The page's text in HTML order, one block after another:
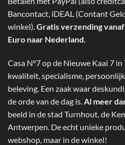
Bancontact, iDEAL (Contant
winkel). Gratis verzending
Euro naar Nederland.
Casa N°7 op de Nieuwe Kaai 7
kwaliteit, specialisme,
beleving. Een zaak waar
de orde van de dag is. Al meer
beeld in de stad Turnhout, de
Antwerpen. De echt unieke
webshop, maar in de winkel!